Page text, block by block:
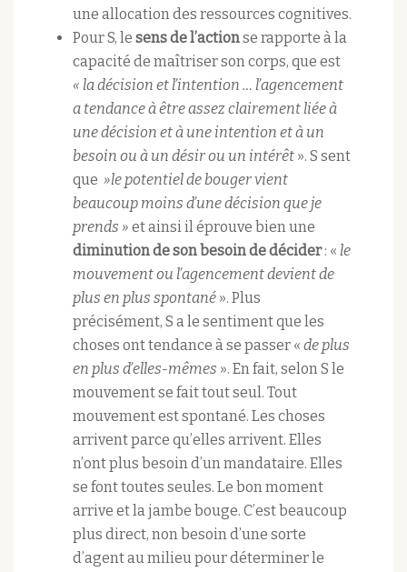
une allocation des ressources cognitives.
Pour S, le sens de l’actionse rapporte à la
capacité de maîtriser son corps, que est
« la décision et l’intention … l’agencement
a tendance à être assez clairement liée à
une décision et à une intention et à un
besoin ou à un désir ou un intérêt ». S sent
que »le potentiel de bouger vient
beaucoup moins d’une décision que je
prends » et ainsi il éprouve bien une
diminution de son besoin de décider: « le
mouvement ou l’agencement devient de
plus en plus spontané ». Plus
précisément, S a le sentiment que les
choses ont tendance à se passer « de plus
en plus d’elles-mêmes ». En fait, selon S le
mouvement se fait tout seul. Tout
mouvement est spontané. Les choses
arrivent parce qu’elles arrivent. Elles
n’ont plus besoin d’un mandataire. Elles
se font toutes seules. Le bon moment
arrive et la jambe bouge. C’est beaucoup
plus direct, non besoin d’une sorte
d’agent au milieu pour déterminer le